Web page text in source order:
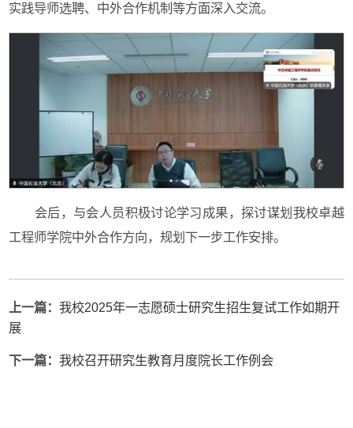
实践导师选聘、中外合作机制等方面深入交流。
会后，与会人员积极讨论学习成果，探讨谋划我校卓越
工程师学院中外合作方向，规划下一步工作安排。
上一篇：我校2025年一志愿硕士研究生招生复试工作如期开
展
下一篇：我校召开研究生教育月度院长工作例会